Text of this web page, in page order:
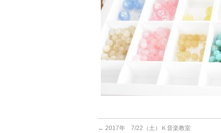
← 2017年 7/22（土）Ｋ音楽教室